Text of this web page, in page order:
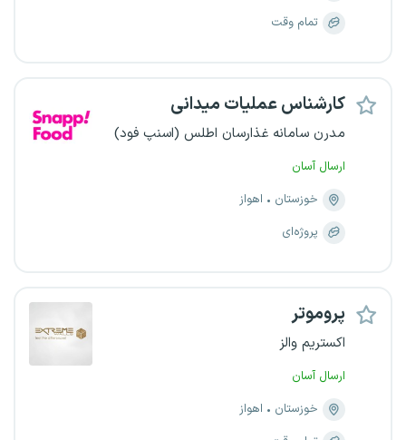
تمام وقت
کارشناس عملیات میدانی
مدرن سامانه غذارسان اطلس (اسنپ فود)
ارسال آسان
خوزستان
اهواز
پروژه‌ای
پروموتر
اکستریم والز
ارسال آسان
خوزستان
اهواز